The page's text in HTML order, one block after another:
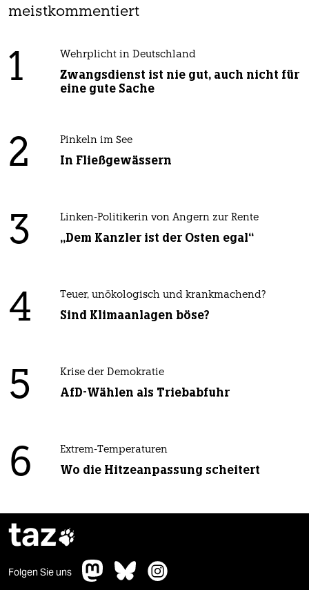
meistkommentiert
1 Wehrplicht in Deutschland
Zwangsdienst ist nie gut, auch nicht für
eine gute Sache
2 Pinkeln im See
In Fließgewässern
3 Linken-Politikerin von Angern zur Rente
„Dem Kanzler ist der Osten egal“
4 Teuer, unökologisch und krankmachend?
Sind Klimaanlagen böse?
5 Krise der Demokratie
AfD-Wählen als Triebabfuhr
6 Extrem-Temperaturen
Wo die Hitzeanpassung scheitert
taz
Folgen Sie uns